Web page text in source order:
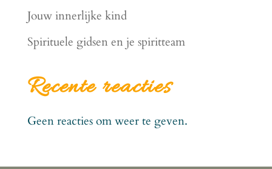
Jouw innerlijke kind
Spirituele gidsen en je spiritteam
Recente reacties
Geen reacties om weer te geven.